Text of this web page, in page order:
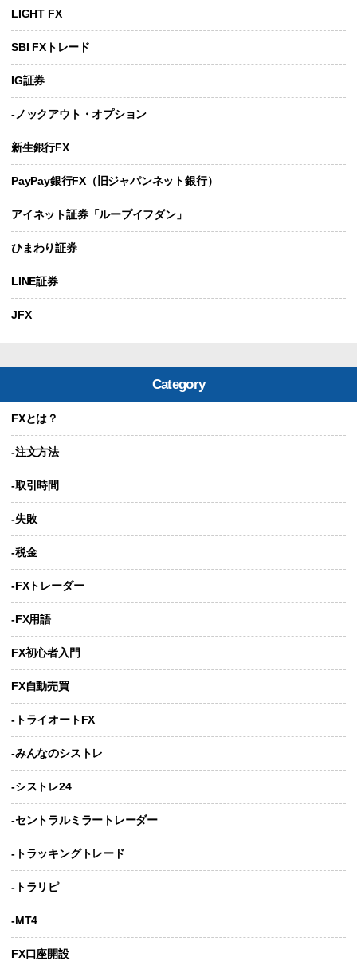
LIGHT FX
SBI FXトレード
IG証券
-ノックアウト・オプション
新生銀行FX
PayPay銀行FX（旧ジャパンネット銀行）
アイネット証券「ループイフダン」
ひまわり証券
LINE証券
JFX
Category
FXとは？
-注文方法
-取引時間
-失敗
-税金
-FXトレーダー
-FX用語
FX初心者入門
FX自動売買
-トライオートFX
-みんなのシストレ
-シストレ24
-セントラルミラートレーダー
-トラッキングトレード
-トラリピ
-MT4
FX口座開設